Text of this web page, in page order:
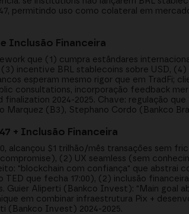
permitindo uso como colateral em
Inclusão Financeira
que (1) cumpra estândares
incentive BRL stablecoins sobre USD,
esperam mesmo rigor que em TradFi;
consultations, incorporação feedback
2024-2025. Chave: regulação que
Marquez (B3), Stephano Cordo (Bankco
+ Inclusão Financeira
alcançou $1 trilhão/mês transações sem
(2) UX seamless (sem
"blockchain com confiança" que abstrai
que fecha 17:00), (2) inclusão
Aliperti (Bankco Invest): "Main goal
em combinar infraestrutura Pix +
(Bankco Invest) 2024-2025.